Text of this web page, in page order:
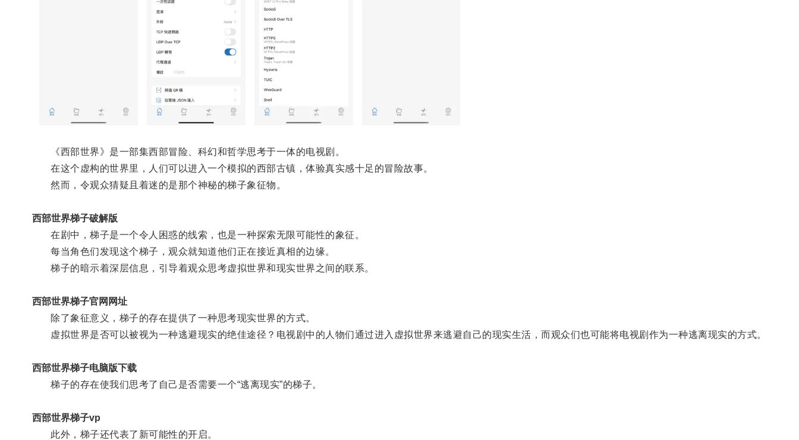
《西部世界》是一部集西部冒险、科幻和哲学思考于一体的电视剧。
在这个虚构的世界里，人们可以进入一个模拟的西部古镇，体验真实感十足的冒险故事。
然而，令观众猜疑且着迷的是那个神秘的梯子象征物。
西部世界梯子破解版
在剧中，梯子是一个令人困惑的线索，也是一种探索无限可能性的象征。
每当角色们发现这个梯子，观众就知道他们正在接近真相的边缘。
梯子的暗示着深层信息，引导着观众思考虚拟世界和现实世界之间的联系。
西部世界梯子官网网址
除了象征意义，梯子的存在提供了一种思考现实世界的方式。
虚拟世界是否可以被视为一种逃避现实的绝佳途径？电视剧中的人物们通过进入虚拟世界来逃避自己的现实生活，而观众们也可能将电视剧作为一种逃离现实的方式。
西部世界梯子电脑版下载
梯子的存在使我们思考了自己是否需要一个“逃离现实”的梯子。
西部世界梯子vp
此外，梯子还代表了新可能性的开启。